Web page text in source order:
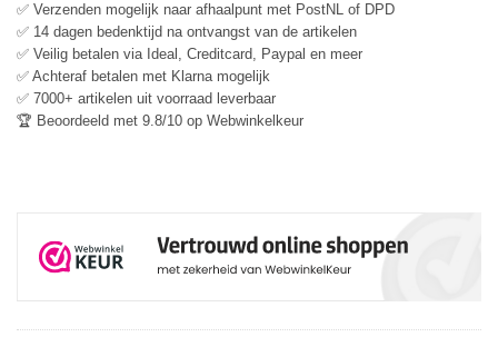
✅ Verzenden mogelijk naar afhaalpunt met PostNL of DPD
✅ 14 dagen bedenktijd na ontvangst van de artikelen
✅ Veilig betalen via Ideal, Creditcard, Paypal en meer
✅ Achteraf betalen met Klarna mogelijk
✅ 7000+ artikelen uit voorraad leverbaar
🏆 Beoordeeld met 9.8/10 op Webwinkelkeur